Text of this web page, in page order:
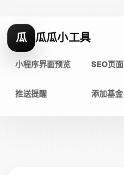
瓜 瓜瓜小工具
小程序界面预览 SEO页面
推送提醒 添加基金